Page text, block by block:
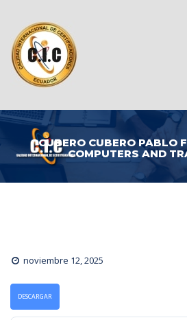
CUBERO CUBERO PABLO
COMPUTERS AND
noviembre 12, 2025
DESCARGAR